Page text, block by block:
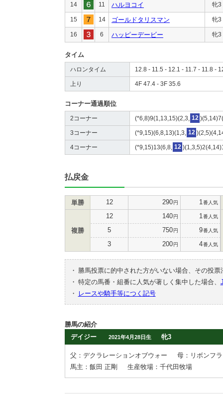
14 11 ハルヨコイ 牝3
15 14 ゴールドタリスマン 牝3
16 6 ハッピーデービー 牝3
タイム
ハロンタイム 12.8 - 11.5 - 12.1 - 11.7 - 11.8 -
上り 4F 47.4 - 3F 35.6
コーナー通過順位
2コーナー (*6,8)9(1,13,15)(2,3, 12
3コーナー (*9,15)(6,8,13)(1,3, 12
4コーナー (*9,15)13(6,8, 12
払戻金
単勝 12 290円 1 番人気
複勝
12 140円 1 番人気
5 750円 9番人気
3 200円 4番人気
・
勝馬投票に的中された方がいない場合、その投
・ 特定の馬番・組番に人気が著しく集中した場合、
・
レースや騎手等につく記号
勝馬の紹介
デイジー
2021年4月28日生 牝3
父：デクラレーションオブウォー
母：リボンフ
馬主：飯田 正剛
生産牧場：千代田牧場